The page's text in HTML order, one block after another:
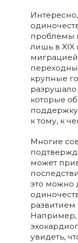
проблемы
лишь в XIX
крупные
которые
к тому, к
Многие
может
это можно
развитием
увидеть,